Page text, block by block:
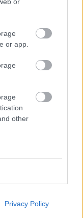
or app.
other
Privacy Policy